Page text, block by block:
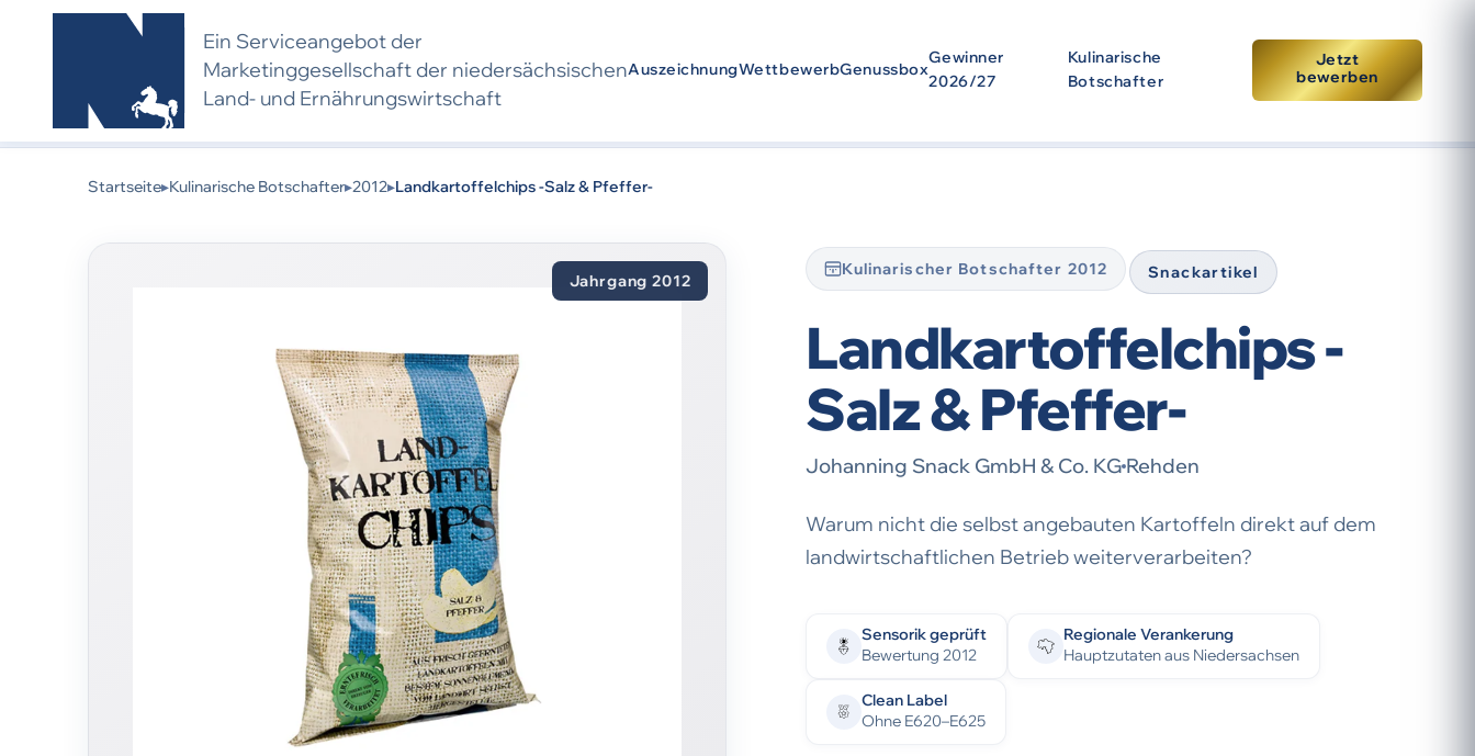
Ein Serviceangebot der
Marketing­gesell­schaft der nieder­sächsischen
Land- und Ernährungs­wirtschaft
AuszeichnungWettbewerbGenussbox
Gewinner
2026/27
Kulinarische
Botschafter
Jetzt
bewerben
Kulinarischer Botschafter 2012:Dieses Produkt wurde
ausgezeichnet. Die Auszeichnung bezieht sich auf den Zeitpunkt der Prämierung. Eine erneute Auszeichnung setzt
eine neue Bewerbung und Bewertung voraus.
Startseite▸Kulinarische Botschafter▸2012▸Landkartoffelchips -Salz & Pfeffer-
Jahrgang 2012
Kulinarischer Botschafter 2012 Snackartikel
Landkartoffelchips -
Salz & Pfeffer-
Johanning Snack GmbH & Co. KGRehden
Warum nicht die selbst angebauten Kartoffeln direkt auf dem
landwirtschaftlichen Betrieb weiterverarbeiten?
Sensorik geprüft
Bewertung 2012
Regionale Verankerung
Hauptzutaten aus Niedersachsen
Clean Label
Ohne E620–E625